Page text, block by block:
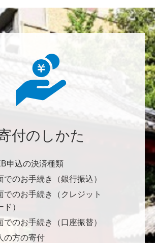
、刺身、美味しい魚、美味しい日本
しいお寿司、刺身、日本米を子供た
々孫々へ <国際水産研究教育基金>
とにより、私自身も参加しているよう
ｌｓｃａｐｅ
で学んだ知見を法領域に応用するとこ
した。この社会でますますコンピュー
揮されるよう祈念して、支援いたしま
タサイエンス教育支援基金>
付のしかた
申込の決済種類
でのお手続き（銀行振込）
でのお手続き（クレジット
ド）
でのお手続き（口座振替）
の方の寄付